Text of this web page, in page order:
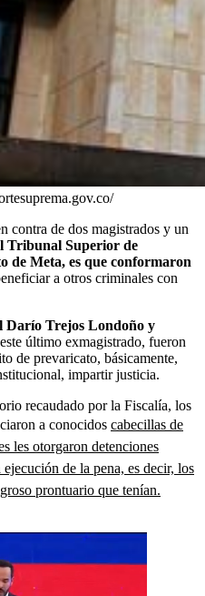
contra de dos magistrados y un
Tribunal Superior de
de Meta, es que conformaron
a otros criminales con
Darío Trejos Londoño y
último exmagistrado, fueron
de prevaricato, básicamente,
impartir justicia.
recaudado por la Fiscalía, los
a conocidos cabecillas de
les otorgaron detenciones
de la pena, es decir, los
prontuario que tenían.